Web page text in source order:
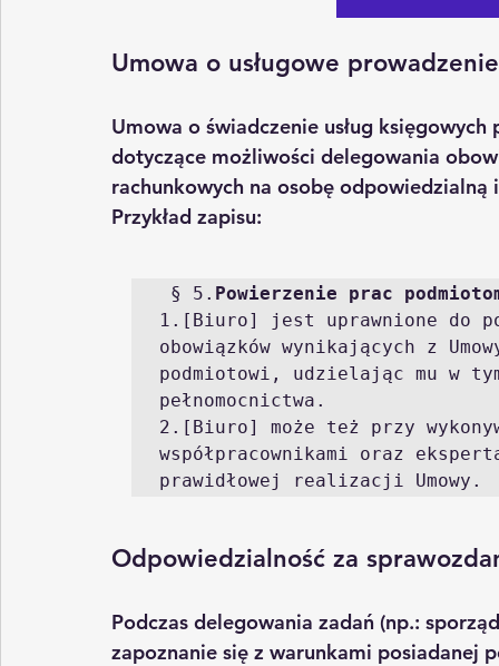
Umowa o usługowe
Umowa o świadczenie usług księgowych
dotyczące możliwości delegowania
rachunkowych na osobę
Przykład zapisu:
§ 5. Powierzenie prac
1.[Biuro] jest uprawnione do
obowiązków wynikających z
podmiotowi, udzielając mu w
pełnomocnictwa.
2.[Biuro] może też przy
współpracownikami oraz
prawidłowej realizacji Umowy.
Odpowiedzialność za
Podczas delegowania zadań (np.:
zapoznanie się z warunkami posiadanej